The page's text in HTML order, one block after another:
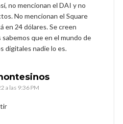
no mencionan el DAI y no
No mencionan el Square
en 24 dólares. Se creen
que en el mundo de
digitales nadie lo es.
a las 9:36 PM